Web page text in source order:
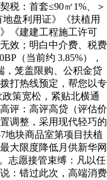
税：首套≤90㎡1%、＞
盘利用证》《扶植用
《建建工程施工许可
效；明白中介费、税费
（当前约 3.85%），
，笼盖限购、公积金贷
打热线预定，帮您以专
策宽松，紧贴北横通
评：高评高贷（评估价
调整，采用现代轻巧的
地块商品室第项目扶植
大限度降低月供新华网
志愿接管束缚：凡以任
：错过此次，高端消费